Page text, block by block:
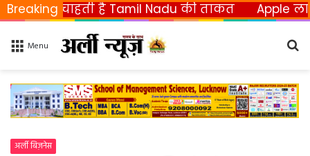
Breaking
है Tamil Nadu की ताकत Apple ला रहा फोल्डेबल
Menu
अर्ली बिज़नेस